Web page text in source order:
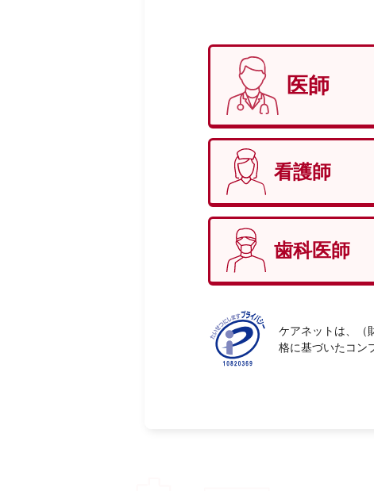
医師
看護師
歯科医師
ケアネットは、（
格に基づいたコン
生年月日
性別